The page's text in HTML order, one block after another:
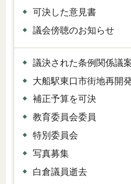
可決した意見書
議会傍聴のお知らせ
議決された条例関係議
大船駅東口市街地再開
補正予算を可決
教育委員会委員
特別委員会
写真募集
白倉議員逝去